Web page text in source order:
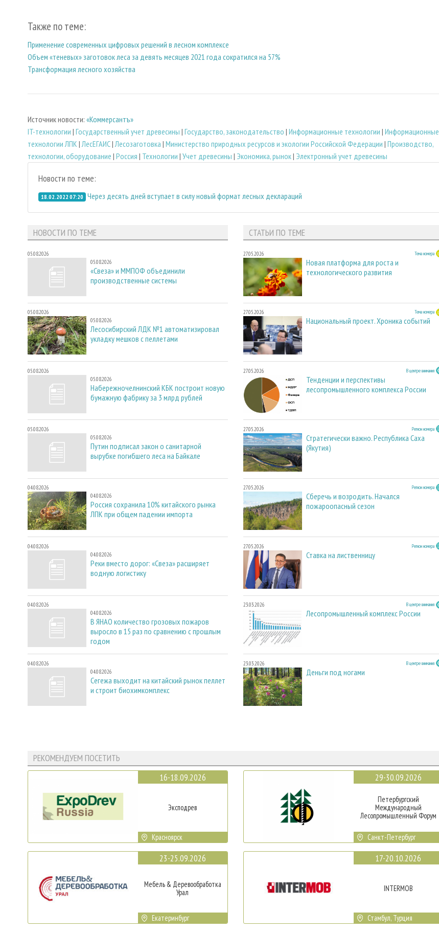
Также по теме:
Применение современных цифровых решений в лесном комплексе
Объем «теневых» заготовок леса за девять месяцев 2021 года сократился на 57%
Трансформация лесного хозяйства
Источник новости: «Коммерсантъ»
IT-технологии | Государственный учет древесины | Государство, законодательство | Информационные технологии | Информационные
технологии ЛПК |ЛесЕГАИС|Лесозаготовка | Министерство природных ресурсов и экологии Российской Федерации | Производство,
технологии, оборудование | Россия | Технологии | Учет древесины | Экономика, рынок| Электронный учет древесины
Новости по теме:
18.02.2022 07:20 Через десять дней вступает в силу новый формат лесных деклараций
НОВОСТИ ПО ТЕМЕ
05.08.2026
05.08.2026
«Свеза» и ММПОФ объединили
производственные системы
05.08.2026
05.08.2026
Лесосибирский ЛДК №1 автоматизировал
укладку мешков с пеллетами
05.08.2026
05.08.2026
Набережночелнинский КБК построит новую
бумажную фабрику за 3 млрд рублей
05.08.2026
05.08.2026
Путин подписал закон о санитарной
вырубке погибшего леса на Байкале
04.08.2026
04.08.2026
Россия сохранила 10% китайского рынка
ЛПК при общем падении импорта
04.08.2026
04.08.2026
Реки вместо дорог: «Свеза» расширяет
водную логистику
04.08.2026
04.08.2026
В ЯНАО количество грозовых пожаров
выросло в 15 раз по сравнению с прошлым
годом
04.08.2026
04.08.2026
Сегежа выходит на китайский рынок пеллет
и строит биохимкомплекс
СТАТЬИ ПО ТЕМЕ
27.05.2026 Тема номера
Новая платформа для роста и
технологического развития
27.05.2026 Тема номера
Национальный проект. Хроника событий
27.05.2026 В центре внимания
Тенденции и перспективы
лесопромышленного комплекса России
27.05.2026 Регион номера
Стратегически важно. Республика Саха
(Якутия)
27.05.2026 Регион номера
Сберечь и возродить. Начался
пожароопасный сезон
27.05.2026 Регион номера
Ставка на лиственницу
23.03.2026 В центре внимания
Лесопромышленный комплекс России
23.03.2026 В центре внимания
Деньги под ногами
РЕКОМЕНДУЕМ ПОСЕТИТЬ
16-18.09.2026
Эксподрев
Красноярск
23-25.09.2026
Мебель & Деревообработка
Урал
Екатеринбург
29-30.09.2026
Петербургский
Международный
Лесопромышленный Форум
Санкт-Петербург
17-20.10.2026
INTERMOB
Стамбул, Турция